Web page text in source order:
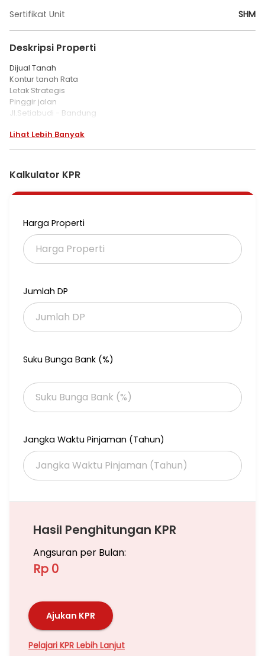
Sertifikat Unit SHM
Deskripsi Properti
Dijual Tanah
Kontur tanah Rata
Letak Strategis
Pinggir jalan
Jl.Setiabudi - Bandung
LT = 3.334m
Fee 2%
#AJT Metro1
Lihat Lebih Banyak
Kalkulator KPR
Harga Properti
Jumlah DP
Suku Bunga Bank (%)
Jangka Waktu Pinjaman (Tahun)
Hasil Penghitungan KPR
Angsuran per Bulan:
Rp 0
Ajukan KPR
Pelajari KPR Lebih Lanjut